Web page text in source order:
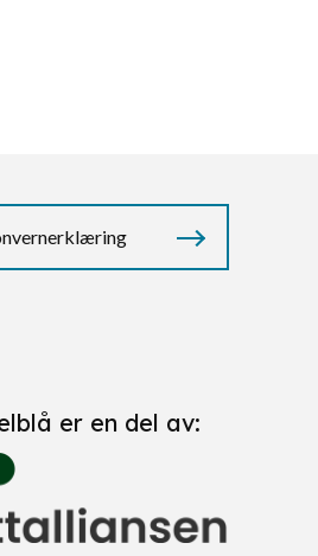
er en del av: